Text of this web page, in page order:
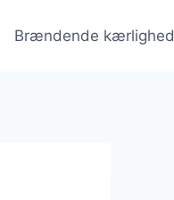
Brændende kærlighed